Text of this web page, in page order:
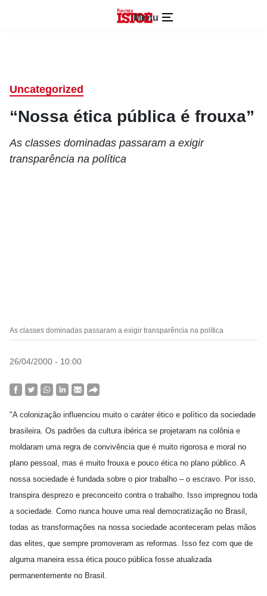
Menu
Uncategorized
“Nossa ética pública é frouxa”
As classes dominadas passaram a exigir
transparência na política
As classes dominadas passaram a exigir transparência na política
26/04/2000 - 10:00
"A colonização influenciou muito o caráter ético e político da sociedade
brasileira. Os padrões da cultura ibérica se projetaram na colônia e
moldaram uma regra de convivência que é muito rigorosa e moral no
plano pessoal, mas é muito frouxa e pouco ética no plano público. A
nossa sociedade é fundada sobre o pior trabalho – o escravo. Por isso,
transpira desprezo e preconceito contra o trabalho. Isso impregnou toda
a sociedade. Como nunca houve uma real democratização no Brasil,
todas as transformações na nossa sociedade aconteceram pelas mãos
das elites, que sempre promoveram as reformas. Isso fez com que de
alguma maneira essa ética pouco pública fosse atualizada
permanentemente no Brasil.